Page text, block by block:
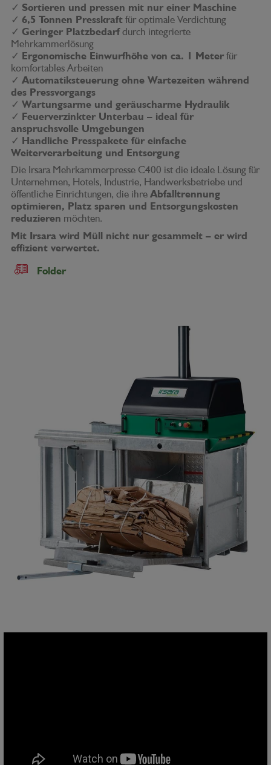
✓ Sortieren und pressen mit nur einer Maschine
✓ 6,5 Tonnen Presskraft für optimale Verdichtung
✓ Geringer Platzbedarfdurch integrierte
Mehrkammerlösung
✓ Ergonomische Einwurfhöhe von ca. 1 Meter für
komfortables Arbeiten
✓ Automatiksteuerung ohne Wartezeiten während
des Pressvorgangs
✓ Wartungsarme und geräuscharme Hydraulik
✓ Feuerverzinkter Unterbau – ideal für
anspruchsvolle Umgebungen
✓ Handliche Presspakete für einfache
Weiterverarbeitung und Entsorgung
Die Irsara Mehrkammerpresse C400 ist die ideale Lösung für
Unternehmen, Hotels, Industrie, Handwerksbetriebe und
öffentliche Einrichtungen, die ihre Abfalltrennung
optimieren, Platz sparen und Entsorgungskosten
reduzieren möchten.
Mit Irsara wird Müll nicht nur gesammelt – er wird
effizient verwertet.
Folder